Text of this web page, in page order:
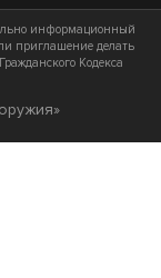
информационный
приглашение делать
Кодекса